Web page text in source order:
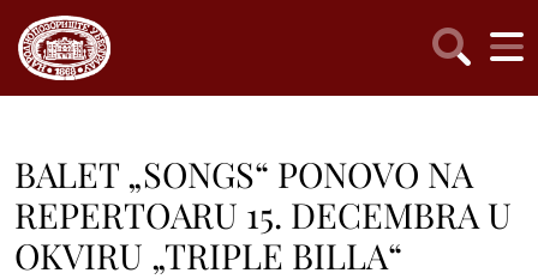
BALET „SONGS“ PONOVO NA
REPERTOARU 15. DECEMBRA U
OKVIRU „TRIPLE BILLA“